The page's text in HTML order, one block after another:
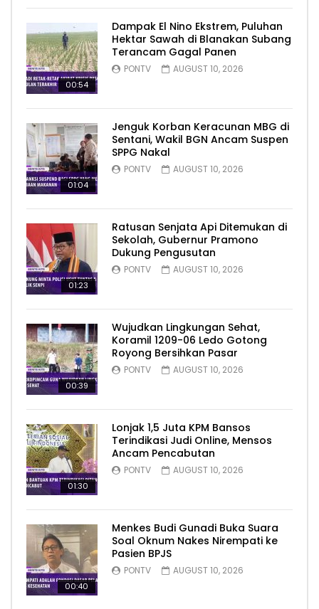
00:54
Dampak El Nino Ekstrem, Puluhan
Hektar Sawah di Blanakan Subang
Terancam Gagal Panen
PONTV AUGUST 10, 2026
01:04
Jenguk Korban Keracunan MBG di
Sentani, Wakil BGN Ancam Suspen
SPPG Nakal
PONTV AUGUST 10, 2026
01:23
Ratusan Senjata Api Ditemukan di
Sekolah, Gubernur Pramono
Dukung Pengusutan
PONTV AUGUST 10, 2026
00:39
Wujudkan Lingkungan Sehat,
Koramil 1209-06 Ledo Gotong
Royong Bersihkan Pasar
PONTV AUGUST 10, 2026
01:30
Lonjak 1,5 Juta KPM Bansos
Terindikasi Judi Online, Mensos
Ancam Pencabutan
PONTV AUGUST 10, 2026
00:40
Menkes Budi Gunadi Buka Suara
Soal Oknum Nakes Nirempati ke
Pasien BPJS
PONTV AUGUST 10, 2026